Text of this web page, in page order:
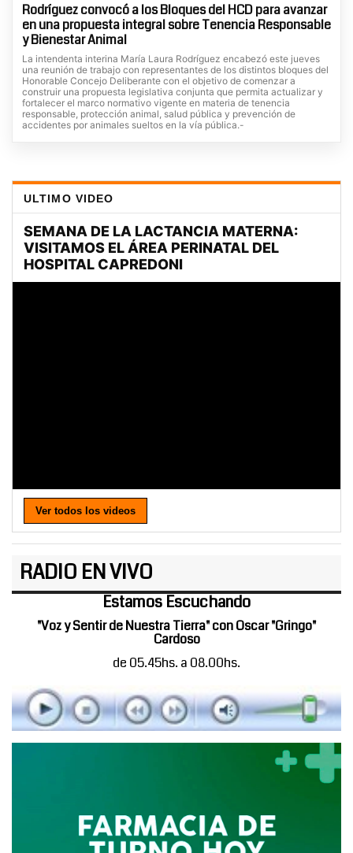
Rodríguez convocó a los Bloques del HCD para avanzar
en una propuesta integral sobre Tenencia Responsable
y Bienestar Animal
La intendenta interina María Laura Rodríguez encabezó este jueves
una reunión de trabajo con representantes de los distintos bloques del
Honorable Concejo Deliberante con el objetivo de comenzar a
construir una propuesta legislativa conjunta que permita actualizar y
fortalecer el marco normativo vigente en materia de tenencia
responsable, protección animal, salud pública y prevención de
accidentes por animales sueltos en la vía pública.-
ULTIMO VIDEO
Ver todos los videos
RADIO EN VIVO
Estamos Escuchando
"Voz y Sentir de Nuestra Tierra" con Oscar "Gringo"
Cardoso
de 05.45hs. a 08.00hs.